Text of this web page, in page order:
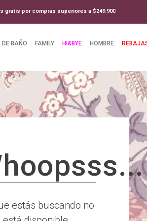
gratis por compras superiores a $249.900
DE BAÑO FAMILY HI&BYE HOMBRE
estás buscando no